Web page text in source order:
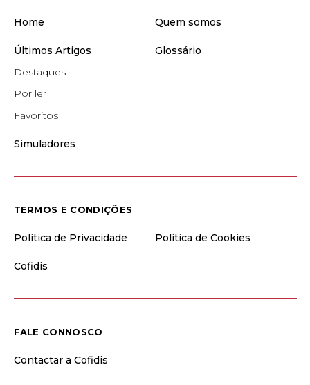
Home Quem somos
Últimos Artigos
Destaques
Por ler
Favoritos
Glossário
Simuladores
TERMOS E CONDIÇÕES
Política de Privacidade Política de Cookies
Cofidis
FALE CONNOSCO
Contactar a Cofidis